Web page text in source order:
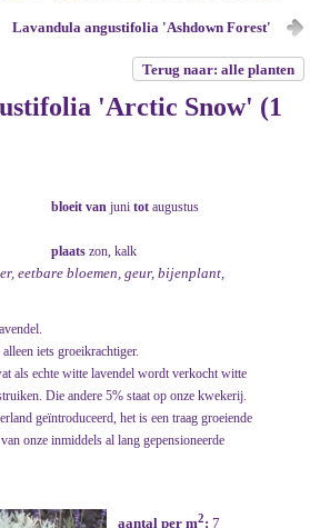
Lavandula angustifolia 'Ashdown Forest'
Terug naar: alle planten
'Arctic Snow' (1
bloeit van juni tot augustus
plaats zon, kalk
eetbare bloemen, geur, bijenplant,
iets groeikrachtiger.
als echte witte lavendel wordt verkocht witte
Die andere 5% staat op onze kwekerij.
geïntroduceerd, het is een traag groeiende
onze inmiddels al lang gepensioneerde
aantal per m2: 7